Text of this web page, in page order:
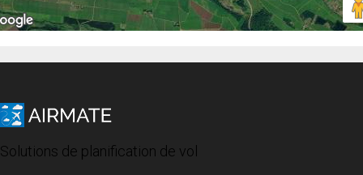
Solutions de planification de vol